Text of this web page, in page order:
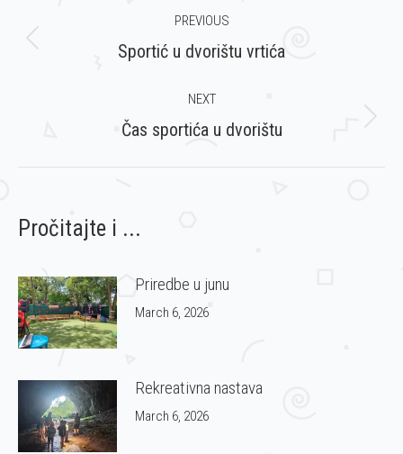
navigation
PREVIOUS
Previous
Sportić u dvorištu vrtića
NEXT
Next
Čas sportića u dvorištu
Pročitajte i ...
Priredbe u junu
March 6, 2026
Rekreativna nastava
March 6, 2026